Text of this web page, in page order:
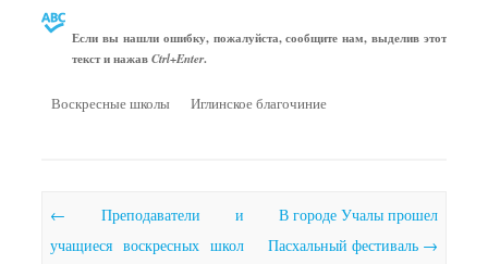
Если вы нашли ошибку, пожалуйста, сообщите нам, выделив этот
текст и нажавCtrl+Enter.
Воскресные школы Иглинское благочиние
Почтовая навигация
← Преподаватели и
учащиеся воскресных школ
В городе Учалы прошел
Пасхальный фестиваль →